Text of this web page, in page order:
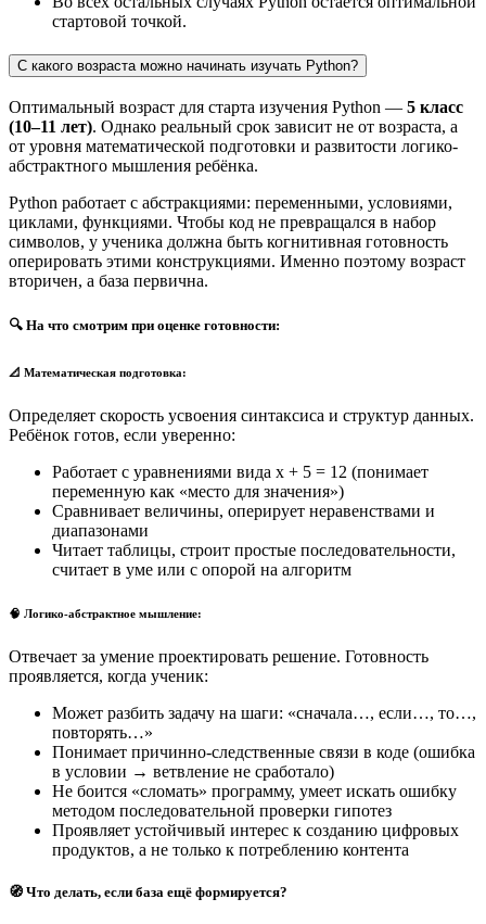
стартовой точкой.
С какого возраста можно начинать изучать Python?
Оптимальный возраст для старта изучения Python — 5 класс
(10–11 лет). Однако реальный срок зависит не от возраста, а
от уровня математической подготовки и развитости логико-
абстрактного мышления ребёнка.
Python работает с абстракциями: переменными, условиями,
циклами, функциями. Чтобы код не превращался в набор
символов, у ученика должна быть когнитивная готовность
оперировать этими конструкциями. Именно поэтому возраст
вторичен, а база первична.
🔍 На что смотрим при оценке готовности:
📐 Математическая подготовка:
Определяет скорость усвоения синтаксиса и структур данных.
Ребёнок готов, если уверенно:
Работает с уравнениями вида x + 5 = 12 (понимает
переменную как «место для значения»)
Сравнивает величины, оперирует неравенствами и
диапазонами
Читает таблицы, строит простые последовательности,
считает в уме или с опорой на алгоритм
🧠 Логико-абстрактное мышление:
Отвечает за умение проектировать решение. Готовность
проявляется, когда ученик:
Может разбить задачу на шаги: «сначала…, если…, то…,
повторять…»
Понимает причинно-следственные связи в коде (ошибка
в условии → ветвление не сработало)
Не боится «сломать» программу, умеет искать ошибку
методом последовательной проверки гипотез
Проявляет устойчивый интерес к созданию цифровых
продуктов, а не только к потреблению контента
🧭 Что делать, если база ещё формируется?